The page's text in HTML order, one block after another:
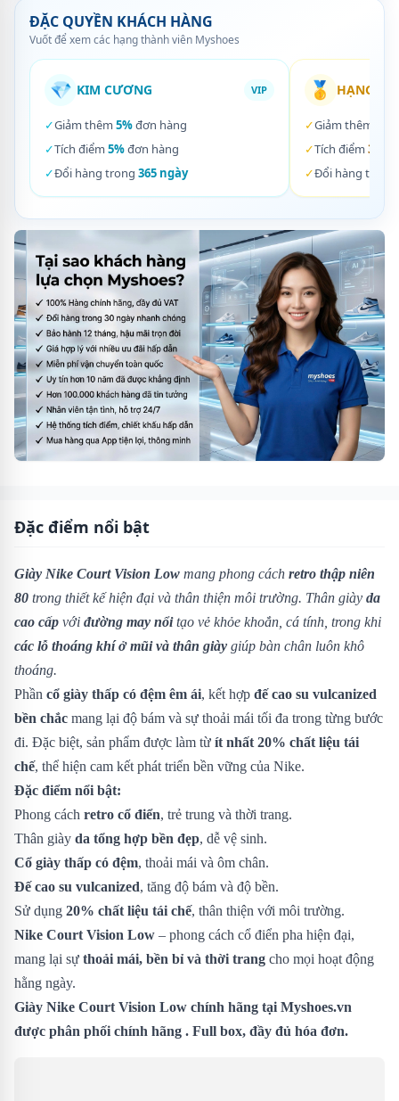
ĐẶC QUYỀN KHÁCH HÀNG
Vuốt để xem các hạng thành viên Myshoes
💎 KIM CƯƠNG VIP
✓Giảm thêm 5%đơn hàng
✓Tích điểm 5%đơn hàng
✓Đổi hàng trong 365 ngày
🥇 HẠNG
✓Giảm thêm
✓Tích điểm 3%
✓Đổi hàng trong
Đặc điểm nổi bật
Giày Nike Court Vision Low mang phong cách retro thập niên
80 trong thiết kế hiện đại và thân thiện môi trường. Thân giày da
cao cấp với đường may nổitạo vẻ khỏe khoắn, cá tính, trong khi
các lỗ thoáng khí ở mũi và thân giày giúp bàn chân luôn khô
thoáng.
Phần cổ giày thấp có đệm êm ái, kết hợp đế cao su vulcanized
bền chắc mang lại độ bám và sự thoải mái tối đa trong từng bước
đi. Đặc biệt, sản phẩm được làm từ ít nhất 20% chất liệu tái
chế, thể hiện cam kết phát triển bền vững của Nike.
Đặc điểm nổi bật:
Phong cách retro cổ điển, trẻ trung và thời trang.
Thân giày da tổng hợp bền đẹp, dễ vệ sinh.
Cổ giày thấp có đệm, thoải mái và ôm chân.
Đế cao su vulcanized, tăng độ bám và độ bền.
Sử dụng 20% chất liệu tái chế, thân thiện với môi trường.
Nike Court Vision Low – phong cách cổ điển pha hiện đại,
mang lại sự thoải mái, bền bỉ và thời trang cho mọi hoạt động
hằng ngày.
Giày Nike Court Vision Low chính hãng tại Myshoes.vn
được phân phối chính hãng . Full box, đầy đủ hóa đơn.